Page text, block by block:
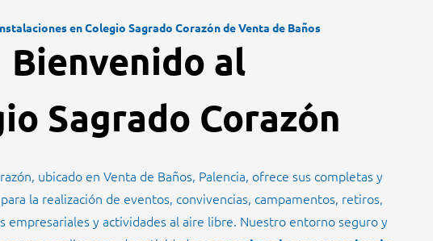
en Colegio Sagrado Corazón de Venta de Baños
Bienvenido al
Sagrado Corazón
ubicado en Venta de Baños, Palencia, ofrece sus completas y
la realización de eventos, convivencias, campamentos, retiros,
empresariales y actividades al aire libre. Nuestro entorno seguro y